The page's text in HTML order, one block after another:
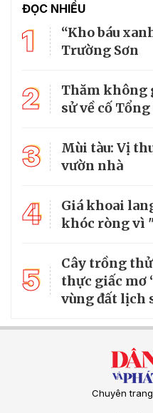
ĐỌC NHIỀU
1
“Kho báu
Trường Sơn
2
Thăm không
sử về cố
3
Mùi tàu: Vị
vườn nhà
4
Giá khoai
khóc ròng vì
5
Cây trồng
thực giấc mơ
vùng đất lịch
Chuyên